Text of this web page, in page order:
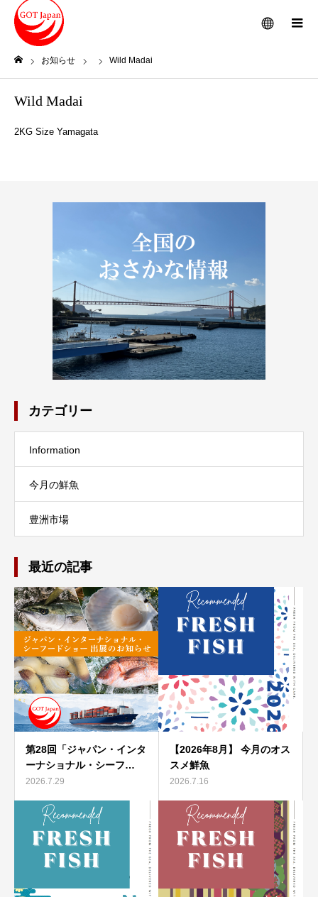
メニュー
お知らせ Wild Madai
Wild Madai
2KG Size Yamagata
カテゴリー
Information
今月の鮮魚
豊洲市場
最近の記事
第28回「ジャパン・インタ
ーナショナル・シーフ…
2026.7.29
【2026年8月】 今月のオス
スメ鮮魚
2026.7.16